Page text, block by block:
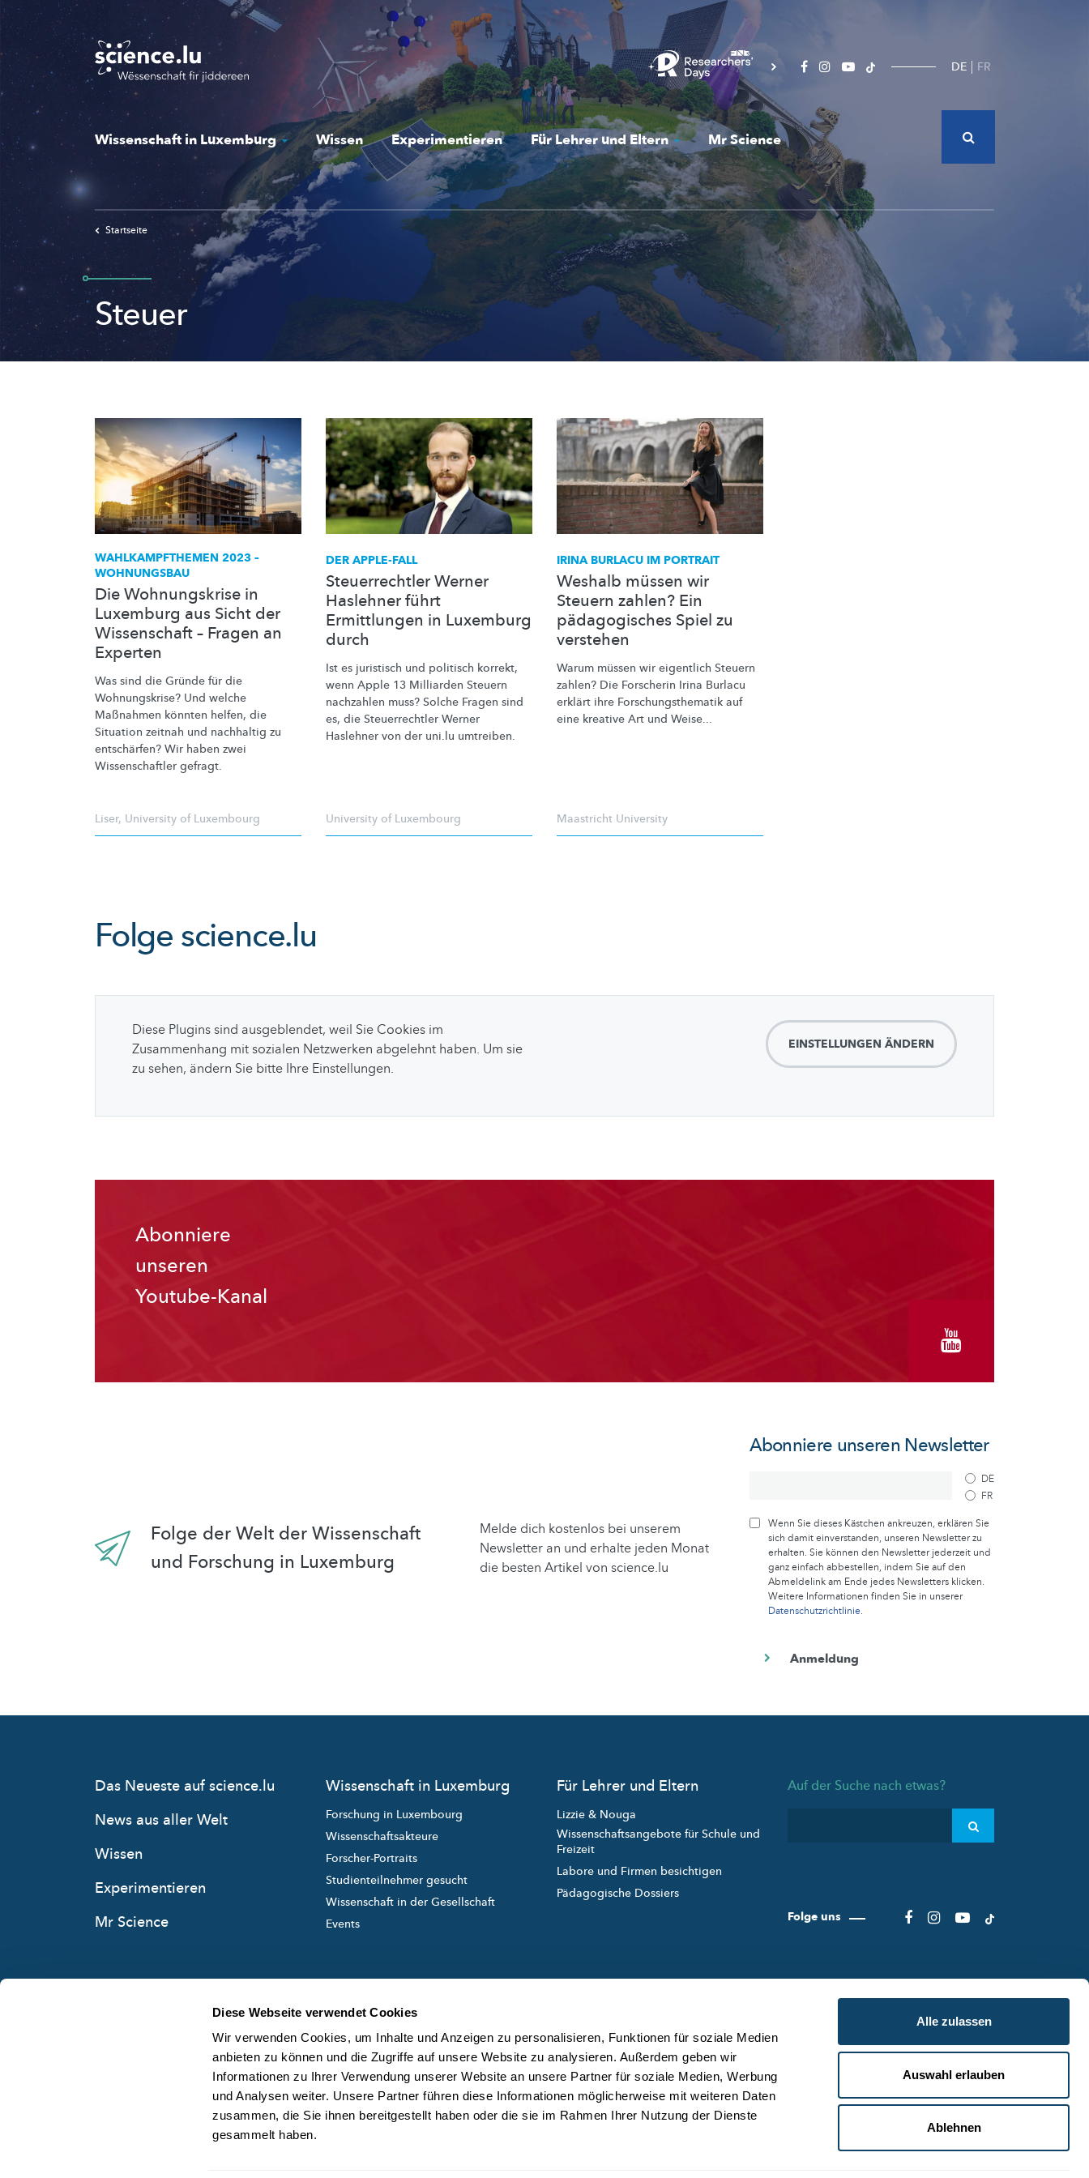
Diese Webseite verwendet Cookies
Wir verwenden Cookies, um Inhalte und Anzeigen zu personalisieren, Funktionen für soziale Medien
anbieten zu können und die Zugriffe auf unsere Website zu analysieren. Außerdem geben wir
Informationen zu Ihrer Verwendung unserer Website an unsere Partner für soziale Medien, Werbung
und Analysen weiter. Unsere Partner führen diese Informationen möglicherweise mit weiteren Daten
zusammen, die Sie ihnen bereitgestellt haben oder die sie im Rahmen Ihrer Nutzung der Dienste
gesammelt haben.
Alle zulassen
Auswahl erlauben
Ablehnen
Skip
to
main
content
DE FR
Wissenschaft in Luxemburg Wissen Experimentieren Für Lehrer und Eltern Mr Science
Startseite
Steuer
WAHLKAMPFTHEMEN 2023 –
WOHNUNGSBAU
Die Wohnungskrise in
Luxemburg aus Sicht der
Wissenschaft – Fragen an
Experten
Was sind die Gründe für die
Wohnungskrise? Und welche
Maßnahmen könnten helfen, die
Situation zeitnah und nachhaltig zu
entschärfen? Wir haben zwei
Wissenschaftler gefragt.
Liser, University of Luxembourg
DER APPLE-FALL
Steuerrechtler Werner
Haslehner führt
Ermittlungen in Luxemburg
durch
Ist es juristisch und politisch korrekt,
wenn Apple 13 Milliarden Steuern
nachzahlen muss? Solche Fragen sind
es, die Steuerrechtler Werner
Haslehner von der uni.lu umtreiben.
University of Luxembourg
IRINA BURLACU IM PORTRAIT
Weshalb müssen wir
Steuern zahlen? Ein
pädagogisches Spiel zu
verstehen
Warum müssen wir eigentlich Steuern
zahlen? Die Forscherin Irina Burlacu
erklärt ihre Forschungsthematik auf
eine kreative Art und Weise...
Maastricht University
Folge science.lu
Diese Plugins sind ausgeblendet, weil Sie Cookies im
Zusammenhang mit sozialen Netzwerken abgelehnt haben. Um sie
zu sehen, ändern Sie bitte Ihre Einstellungen.
EINSTELLUNGEN ÄNDERN
Abonniere
unseren
Youtube-Kanal
Folge der Welt der Wissenschaft
und Forschung in Luxemburg
Melde dich kostenlos bei unserem
Newsletter an und erhalte jeden Monat
die besten Artikel von science.lu
Abonniere unseren Newsletter
DE
FR
Wenn Sie dieses Kästchen ankreuzen, erklären Sie
sich damit einverstanden, unseren Newsletter zu
erhalten. Sie können den Newsletter jederzeit und
ganz einfach abbestellen, indem Sie auf den
Abmeldelink am Ende jedes Newsletters klicken.
Weitere Informationen finden Sie in unserer
Datenschutzrichtlinie.
Das Neueste auf science.lu
News aus aller Welt
Wissen
Experimentieren
Mr Science
Wissenschaft in Luxemburg
Forschung in Luxembourg
Wissenschaftsakteure
Forscher-Portraits
Studienteilnehmer gesucht
Wissenschaft in der Gesellschaft
Events
Für Lehrer und Eltern
Lizzie & Nouga
Wissenschaftsangebote für Schule und
Freizeit
Labore und Firmen besichtigen
Pädagogische Dossiers
Auf der Suche nach etwas?
Folge uns
created and managed by
ÜBER SCIENCE.LU
NUTZUNGSBEDINGUNGEN
DATENSCHUTZLINIEN
COOKIE RICHTLINIEN